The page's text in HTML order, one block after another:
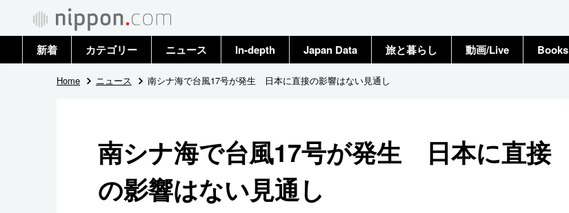
新着 カテゴリー
政治・外交
国際
社会
ニュース
トップ
In-depth Japan Data 旅と暮らし 動画/Live Books
Home ニュース 南シナ海で台風17号が発生 日本に直接の影響はない見通し
南シナ海で台風17号が発生 日本に直接
の影響はない見通し